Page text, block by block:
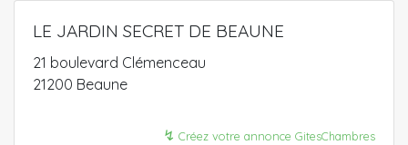
LE JARDIN SECRET DE BEAUNE
21 boulevard Clémenceau
21200 Beaune
↯ Créez votre annonce GitesChambres